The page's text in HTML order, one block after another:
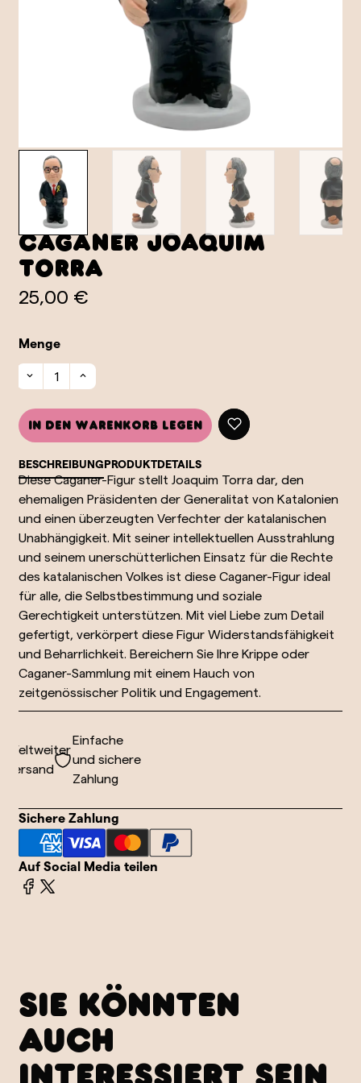
Caganer Joaquim
Torra
25,00 €
Menge
In den Warenkorb legen
BESCHREIBUNGPRODUKTDETAILS
Diese Caganer-Figur stellt Joaquim Torra dar, den
ehemaligen Präsidenten der Generalitat von Katalonien
und einen überzeugten Verfechter der katalanischen
Unabhängigkeit. Mit seiner intellektuellen Ausstrahlung
und seinem unerschütterlichen Einsatz für die Rechte
des katalanischen Volkes ist diese Caganer-Figur ideal
für alle, die Selbstbestimmung und soziale
Gerechtigkeit unterstützen. Mit viel Liebe zum Detail
gefertigt, verkörpert diese Figur Widerstandsfähigkeit
und Beharrlichkeit. Bereichern Sie Ihre Krippe oder
Caganer-Sammlung mit einem Hauch von
zeitgenössischer Politik und Engagement.
Einfache
und sichere
Zahlung
Sichere Zahlung
Auf Social Media teilen
SIE KÖNNTEN
AUCH
INTERESSIERT SEIN